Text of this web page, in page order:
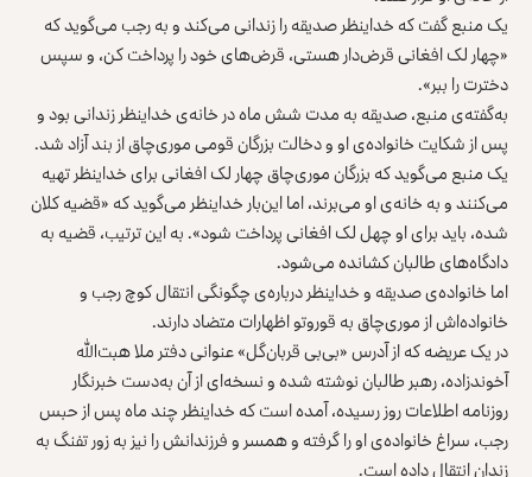
یک منبع گفت که خداینظر صدیقه را زندانی می‌کند و به رجب می‌گوید که
«چهار لک افغانی قرض‌دار هستی، قرض‌های خود را پرداخت کن، و سپس
دخترت را ببر».
به‌گفته‌ی منبع، صدیقه به مدت شش ماه در خانه‌ی خداینظر زندانی بود و
پس از شکایت خانواده‌ی او و دخالت بزرگان قومی موری‌چاق از بند آزاد شد.
یک منبع می‌گوید که بزرگان موری‌چاق چهار لک افغانی برای خداینظر تهیه
می‌کنند و به خانه‌‌ی او می‌برند، اما این‌بار خداینظر می‌گوید که «قضیه کلان
شده، باید برای او چهل لک افغانی پرداخت شود». به این ترتیب، قضیه به
دادگاه‌های طالبان کشانده می‌شود.
اما خانواده‌ی صدیقه و خداینظر درباره‌ی چگونگی انتقال کوچ رجب و
خانواده‌اش از موری‌چاق به قوروتو اظهارات متضاد دارند.
در یک عریضه که از آدرس «بی‌بی قربان‌گل» عنوانی دفتر ملا هبت‌الله
آخوندزاده، رهبر طالبان نوشته شده و نسخه‌ای از آن به‌دست خبرنگار
روزنامه اطلاعات روز رسیده، آمده است که خداینظر چند ماه پس از حبس
رجب، سراغ خانواده‌ی او را گرفته و همسر و فرزندانش را نیز به زور تفنگ به
زندان انتقال داده است.